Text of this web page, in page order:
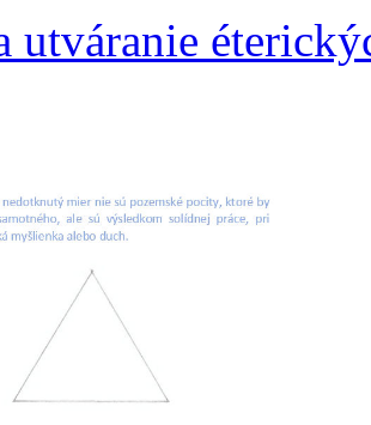
utváranie